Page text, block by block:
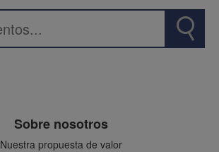
Sobre nosotros
Nuestra propuesta de valor